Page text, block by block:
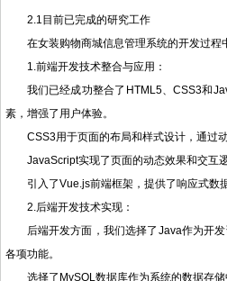
2.1目前已完成的研究工作
在女装购物商城信息管理系统的开发过
1.前端开发技术整合与应用：
我们已经成功整合了HTML5、CSS3和
素，增强了用户体验。
CSS3用于页面的布局和样式设计，通过
JavaScript实现了页面的动态效果和交互
引入了Vue.js前端框架，提供了响应式数
2.后端开发技术实现：
后端开发方面，我们选择了Java作为开
各项功能。
选择了MySQL数据库作为系统的数据存